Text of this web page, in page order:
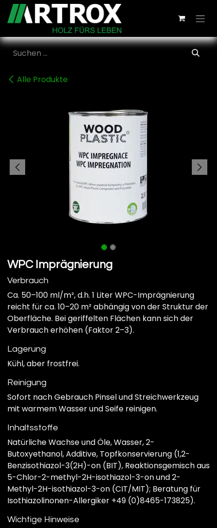
Zum Inhalt springen
Alle Produkte
WPC Imprägnierung
Verbrauch
Ca. 50–100 ml/m², d.h. 1 Liter WPC-Imprägnierung
reicht für ca. 10–20 m² abhängig von der Struktur der
Oberfläche. Bei geriffelten Flächen kann sich der
Verbrauch erhöhen (Faktor 2–3).
Lagerung
Kühl, aber frostfrei.
Reinigung
Sofort nach Gebrauch Pinsel und Streichwerkzeug
mit warmem Wasser und Seife reinigen.
Inhaltsstoffe
Natürliche Wachse und Öle, Wasser, 2-
Butoxyethanol, Additive, Topfkonservierung (1,2-
Benzisothiazol-3(2H)-on (BIT), Reaktionsgemisch aus
5-Chlor-2-methyl-2H-isothiazol-3-on und 2-
Methyl-2H-isothiazol-3-on (CIT/MIT); Beratung für
Isothiazolinonen-Allergiker +49 (0)8465-173825).
Wichtige Hinweise